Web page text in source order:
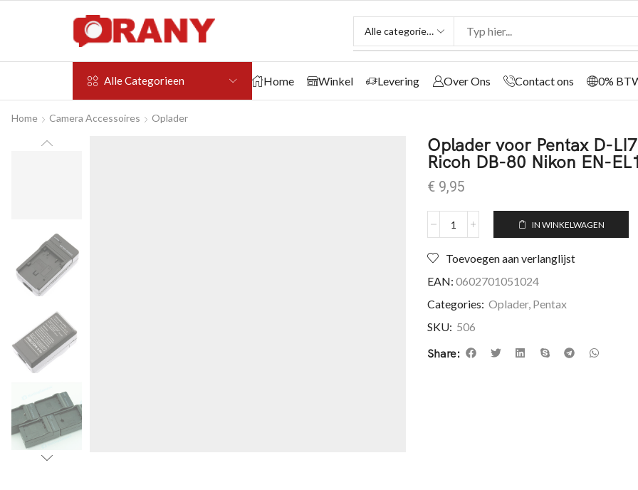
Alle Categorieen Home Winkel Levering Over Ons Contact ons 0%
Home Camera Accessoires Oplader
Oplader voor Pentax D-
Ricoh DB-80 Nikon EN-
€ 9,95
IN WINKELWAGEN
Toevoegen aan verlanglijst
EAN: 0602701051024
Categories: Oplader, Pentax
SKU: 506
Share: